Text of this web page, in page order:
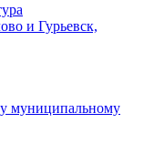
и Гурьевск,
муниципальному